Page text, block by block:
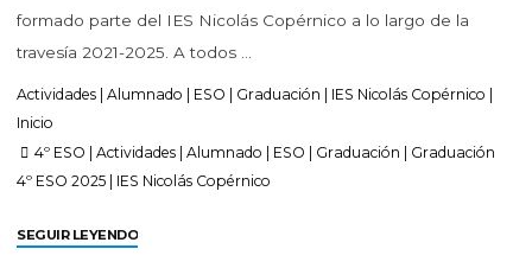
formado parte del IES Nicolás Copérnico a lo largo de la
travesía 2021-2025. A todos …
Actividades Alumnado ESO Graduación IES Nicolás Copérnico
Inicio
4º ESO |Actividades |Alumnado ESO Graduación
Graduación
4º ESO 2025
IES Nicolás Copérnico
SEGUIR LEYENDO